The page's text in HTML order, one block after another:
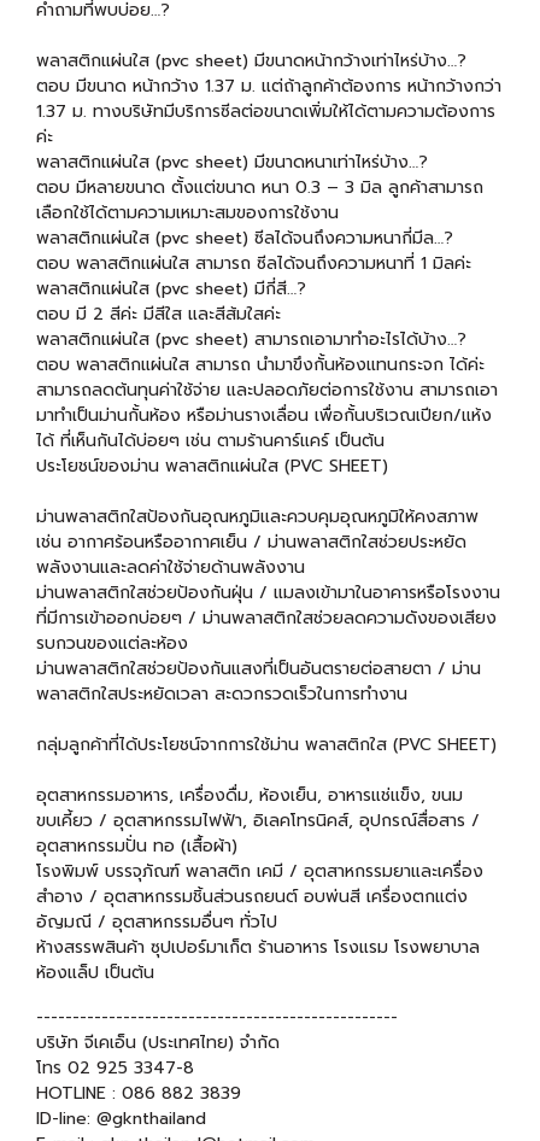
คำถามที่พบบ่อย…?
พลาสติกแผ่นใส (pvc sheet) มีขนาดหน้ากว้างเท่าไหร่บ้าง…?
ตอบ มีขนาด หน้ากว้าง 1.37 ม. แต่ถ้าลูกค้าต้องการ หน้ากว้างกว่า
1.37 ม. ทางบริษัทมีบริการซีลต่อขนาดเพิ่มให้ได้ตามความต้องการ
ค่ะ
พลาสติกแผ่นใส (pvc sheet) มีขนาดหนาเท่าไหร่บ้าง…?
ตอบ มีหลายขนาด ตั้งแต่ขนาด หนา 0.3 – 3 มิล ลูกค้าสามารถ
เลือกใช้ได้ตามความเหมาะสมของการใช้งาน
พลาสติกแผ่นใส (pvc sheet) ซีลได้จนถึงความหนากี่มีล…?
ตอบ พลาสติกแผ่นใส สามารถ ซีลได้จนถึงความหนาที่ 1 มิลค่ะ
พลาสติกแผ่นใส (pvc sheet) มีกี่สี…?
ตอบ มี 2 สีค่ะ มีสีใส และสีส้มใสค่ะ
พลาสติกแผ่นใส (pvc sheet) สามารถเอามาทำอะไรได้บ้าง…?
ตอบ พลาสติกแผ่นใส สามารถ นำมาขึงกั้นห้องแทนกระจก ได้ค่ะ
สามารถลดต้นทุนค่าใช้จ่าย และปลอดภัยต่อการใช้งาน สามารถเอา
มาทำเป็นม่านกั้นห้อง หรือม่านรางเลื่อน เพื่อกั้นบริเวณเปียก/แห้ง
ได้ ที่เห็นกันได้บ่อยๆ เช่น ตามร้านคาร์แคร์ เป็นต้น
ประโยชน์ของม่าน พลาสติกแผ่นใส (PVC SHEET)
ม่านพลาสติกใสป้องกันอุณหภูมิและควบคุมอุณหภูมิให้คงสภาพ
เช่น อากาศร้อนหรืออากาศเย็น / ม่านพลาสติกใสช่วยประหยัด
พลังงานและลดค่าใช้จ่ายด้านพลังงาน
ม่านพลาสติกใสช่วยป้องกันฝุ่น / แมลงเข้ามาในอาคารหรือโรงงาน
ที่มีการเข้าออกบ่อยๆ / ม่านพลาสติกใสช่วยลดความดังของเสียง
รบกวนของแต่ละห้อง
ม่านพลาสติกใสช่วยป้องกันแสงที่เป็นอันตรายต่อสายตา / ม่าน
พลาสติกใสประหยัดเวลา สะดวกรวดเร็วในการทำงาน
กลุ่มลูกค้าที่ได้ประโยชน์จากการใช้ม่าน พลาสติกใส (PVC SHEET)
อุตสาหกรรมอาหาร, เครื่องดื่ม, ห้องเย็น, อาหารแช่แข็ง, ขนม
ขบเคี้ยว / อุตสาหกรรมไฟฟ้า, อิเลคโทรนิคส์, อุปกรณ์สื่อสาร /
อุตสาหกรรมปั่น ทอ (เสื้อผ้า)
โรงพิมพ์ บรรจุภัณฑ์ พลาสติก เคมี / อุตสาหกรรมยาและเครื่อง
สำอาง / อุตสาหกรรมชิ้นส่วนรถยนต์ อบพ่นสี เครื่องตกแต่ง
อัญมณี / อุตสาหกรรมอื่นๆ ทั่วไป
ห้างสรรพสินค้า ซุปเปอร์มาเก็ต ร้านอาหาร โรงแรม โรงพยาบาล
ห้องแล็ป เป็นต้น
--------------------------------------------------
บริษัท จีเคเอ็น (ประเทศไทย) จำกัด
โทร 02 925 3347-8
HOTLINE : 086 882 3839
ID-line: @gknthailand